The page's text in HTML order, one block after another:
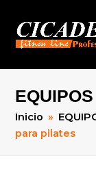
Inicio »
para pilates